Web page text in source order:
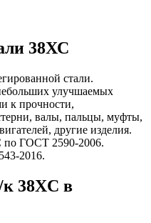
38ХС
стали.
улучшаемых
к прочности,
валы, пальцы, муфты,
другие изделия.
по ГОСТ 2590-2006.
2016.
к 38ХC в